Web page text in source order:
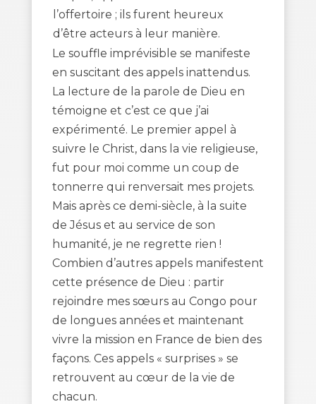
l’offertoire ; ils furent heureux
d’être acteurs à leur manière.
Le souffle imprévisible se manifeste
en suscitant des appels inattendus.
La lecture de la parole de Dieu en
témoigne et c’est ce que j’ai
expérimenté. Le premier appel à
suivre le Christ, dans la vie religieuse,
fut pour moi comme un coup de
tonnerre qui renversait mes projets.
Mais après ce demi-siècle, à la suite
de Jésus et au service de son
humanité, je ne regrette rien !
Combien d’autres appels manifestent
cette présence de Dieu : partir
rejoindre mes sœurs au Congo pour
de longues années et maintenant
vivre la mission en France de bien des
façons. Ces appels « surprises » se
retrouvent au cœur de la vie de
chacun.